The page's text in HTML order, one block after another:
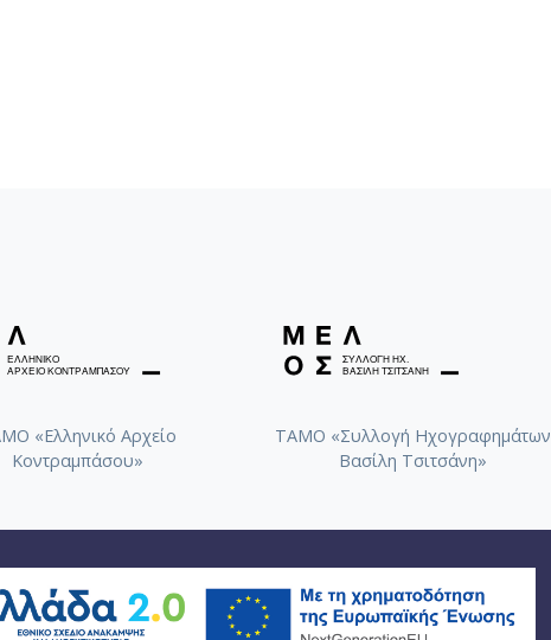
«Ελληνικό Αρχείο
Κοντραμπάσου»
ΤΑΜΟ «Συλλογή Ηχογραφημάτων
Βασίλη Τσιτσάνη»